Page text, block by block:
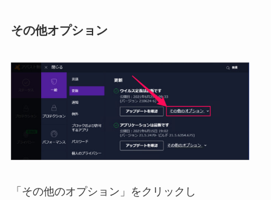
その他オプション
「その他のオプション」をクリックし